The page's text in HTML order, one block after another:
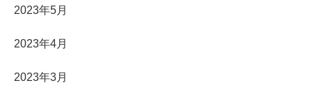
2023年5月
2023年4月
2023年3月